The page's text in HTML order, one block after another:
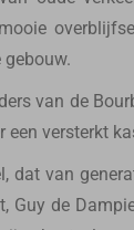
van de
een versterkt
dat van
Guy de